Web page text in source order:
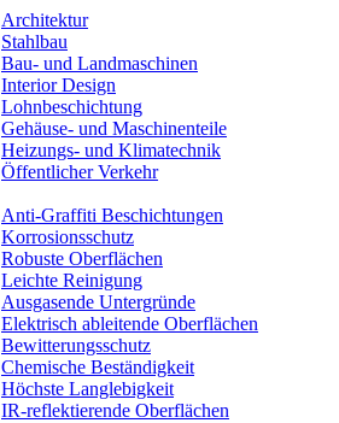
Architektur
Stahlbau
Bau- und Landmaschinen
Interior Design
Lohnbeschichtung
Gehäuse- und Maschinenteile
Heizungs- und Klimatechnik
Öffentlicher Verkehr
Anti-Graffiti Beschichtungen
Korrosionsschutz
Robuste Oberflächen
Leichte Reinigung
Ausgasende Untergründe
Elektrisch ableitende Oberflächen
Bewitterungsschutz
Chemische Beständigkeit
Höchste Langlebigkeit
IR-reflektierende Oberflächen